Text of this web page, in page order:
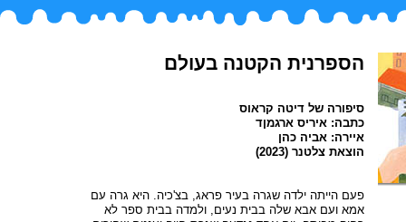
הספרנית הקטנה בעולם
סיפורה של דיטה קראוס
כתבה: איריס ארגמןד
איירה: אביה כהן
הוצאת צלטנר (2023)
פעם הייתה ילדה שגרה בעיר פראג, בצ'כיה. היא גרה עם
אמא ועם אבא שלה בבית נעים, ולמדה בבית ספר לא